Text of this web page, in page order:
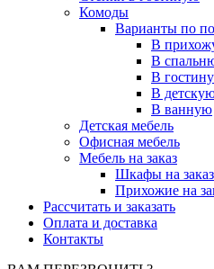
Комоды
Варианты по
В
В
В
В
В ванную
Детская мебель
Офисная мебель
Мебель на заказ
Шкафы на заказ
Прихожие на
Рассчитать и заказать
Оплата и доставка
Контакты